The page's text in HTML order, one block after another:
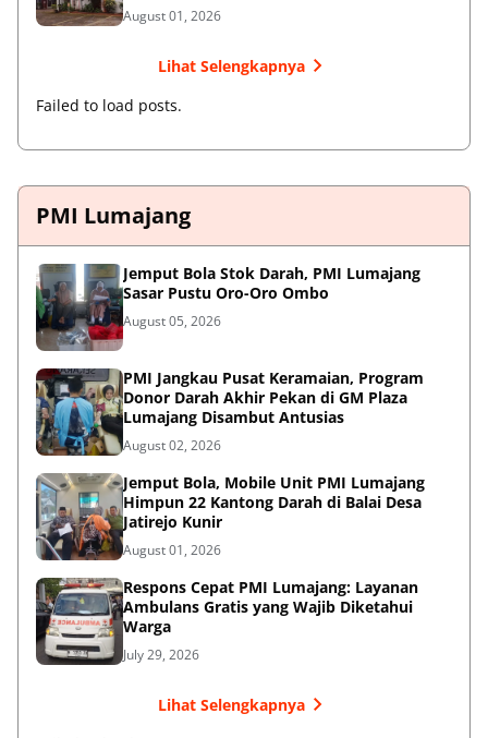
August 01, 2026
Lihat Selengkapnya
Failed to load posts.
PMI Lumajang
Jemput Bola Stok Darah, PMI Lumajang
Sasar Pustu Oro-Oro Ombo
August 05, 2026
PMI Jangkau Pusat Keramaian, Program
Donor Darah Akhir Pekan di GM Plaza
Lumajang Disambut Antusias
August 02, 2026
Jemput Bola, Mobile Unit PMI Lumajang
Himpun 22 Kantong Darah di Balai Desa
Jatirejo Kunir
August 01, 2026
Respons Cepat PMI Lumajang: Layanan
Ambulans Gratis yang Wajib Diketahui
Warga
July 29, 2026
Lihat Selengkapnya